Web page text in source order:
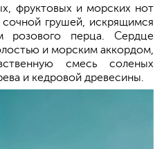
фруктовых и морских нот
сочной грушей, искрящимся
розового перца. Сердце
и морским аккордом,
смесь соленых
и кедровой древесины.